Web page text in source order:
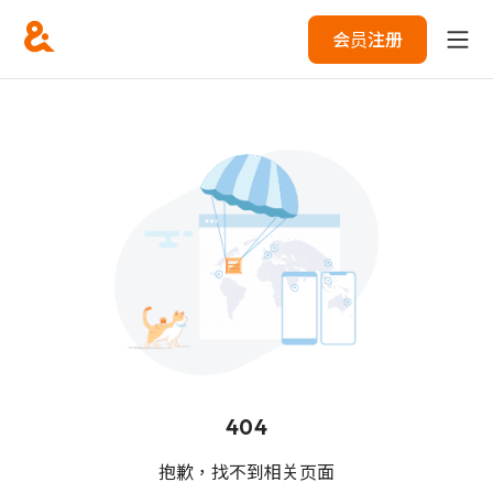
会员注册
404
抱歉，找不到相关页面